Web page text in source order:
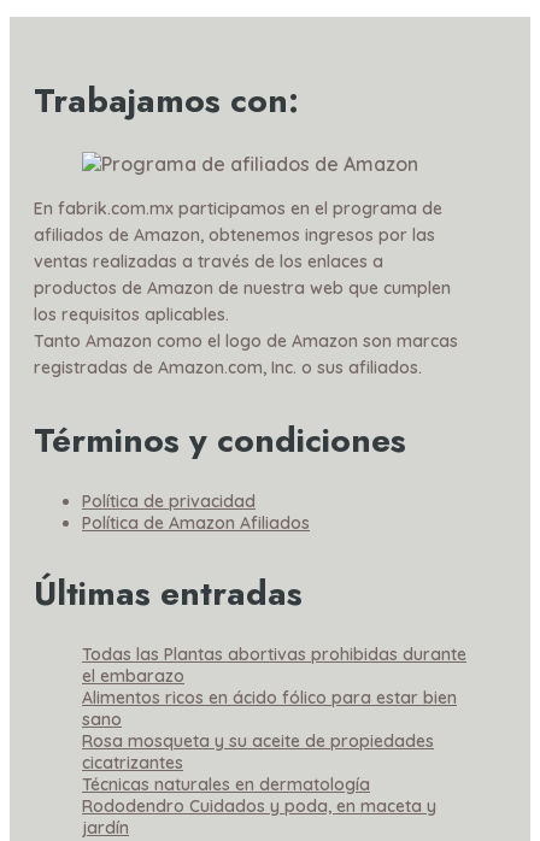
Trabajamos con:
En fabrik.com.mx participamos en el programa de
afiliados de Amazon, obtenemos ingresos por las
ventas realizadas a través de los enlaces a
productos de Amazon de nuestra web que cumplen
los requisitos aplicables.
Tanto Amazon como el logo de Amazon son marcas
registradas de Amazon.com, Inc. o sus afiliados.
Términos y condiciones
Política de privacidad
Política de Amazon Afiliados
Últimas entradas
Todas las Plantas abortivas prohibidas durante
el embarazo
Alimentos ricos en ácido fólico para estar bien
sano
Rosa mosqueta y su aceite de propiedades
cicatrizantes
Técnicas naturales en dermatología
Rododendro Cuidados y poda, en maceta y
jardín